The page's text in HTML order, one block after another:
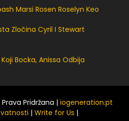
Marsi Rosen Roselyn Keo
Zločina Cyril I Stewart
Bocka, Anissa Odbija
Pridržana | iogeneration.pt
| Write for Us |